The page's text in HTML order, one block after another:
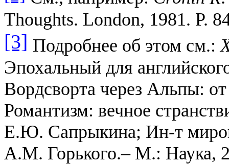
Thoughts. London, 1981. P.
[3] Подробнее об этом см.:
Эпохальный для
Вордсворта через Альпы:
Романтизм: вечное
Е.Ю. Сапрыкина; Ин-т
А.М. Горького.– М.: Наука,